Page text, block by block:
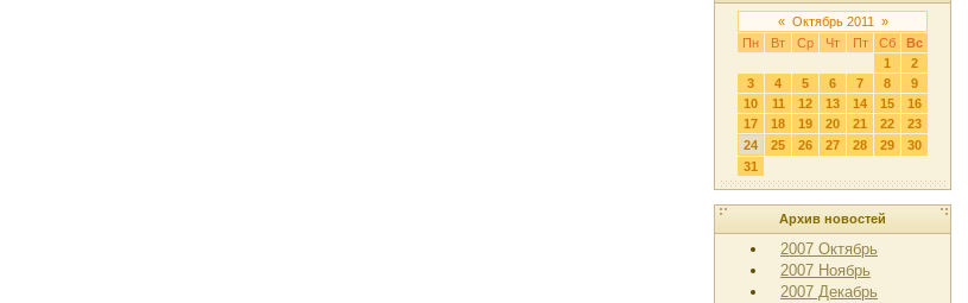
« Октябрь 2011
»
Пн
Вт Ср Чт Пт Сб
Вс
1
2
3
4 5 6 7 8
9
10
11 12 13 14 15
16
17
18 19 20 21 22
23
24
25 26 27 28 29
30
31
Архив новостей
2007 Октябрь
2007 Ноябрь
2007 Декабрь